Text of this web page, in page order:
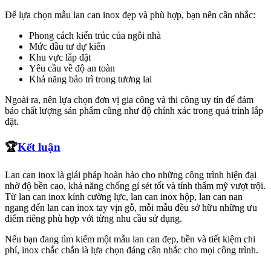
Để lựa chọn mẫu lan can inox đẹp và phù hợp, bạn nên cân nhắc:
Phong cách kiến trúc của ngôi nhà
Mức đầu tư dự kiến
Khu vực lắp đặt
Yêu cầu về độ an toàn
Khả năng bảo trì trong tương lai
Ngoài ra, nên lựa chọn đơn vị gia công và thi công uy tín để đảm
bảo chất lượng sản phẩm cũng như độ chính xác trong quá trình lắp
đặt.
🏆Kết luận
Lan can inox là giải pháp hoàn hảo cho những công trình hiện đại
nhờ độ bền cao, khả năng chống gỉ sét tốt và tính thẩm mỹ vượt trội.
Từ lan can inox kính cường lực, lan can inox hộp, lan can nan
ngang đến lan can inox tay vịn gỗ, mỗi mẫu đều sở hữu những ưu
điểm riêng phù hợp với từng nhu cầu sử dụng.
Nếu bạn đang tìm kiếm một mẫu lan can đẹp, bền và tiết kiệm chi
phí, inox chắc chắn là lựa chọn đáng cân nhắc cho mọi công trình.